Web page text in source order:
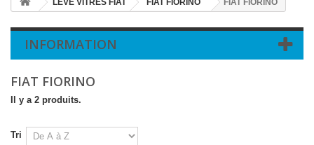
LEVE VITRES FIAT FIAT FIORINO FIAT FIORINO
INFORMATION
FIAT FIORINO
Il y a 2 produits.
Tri